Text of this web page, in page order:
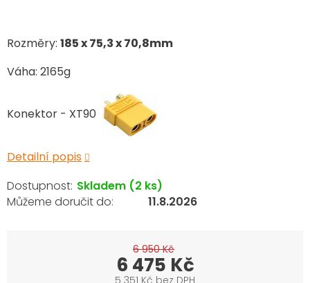
Rozměry: 185x 75,3 x 70,8mm
Váha: 2165g
Konektor - XT90
Detailní popis
Skladem (2 ks)
11.8.2026
6 950 Kč
6 475 Kč